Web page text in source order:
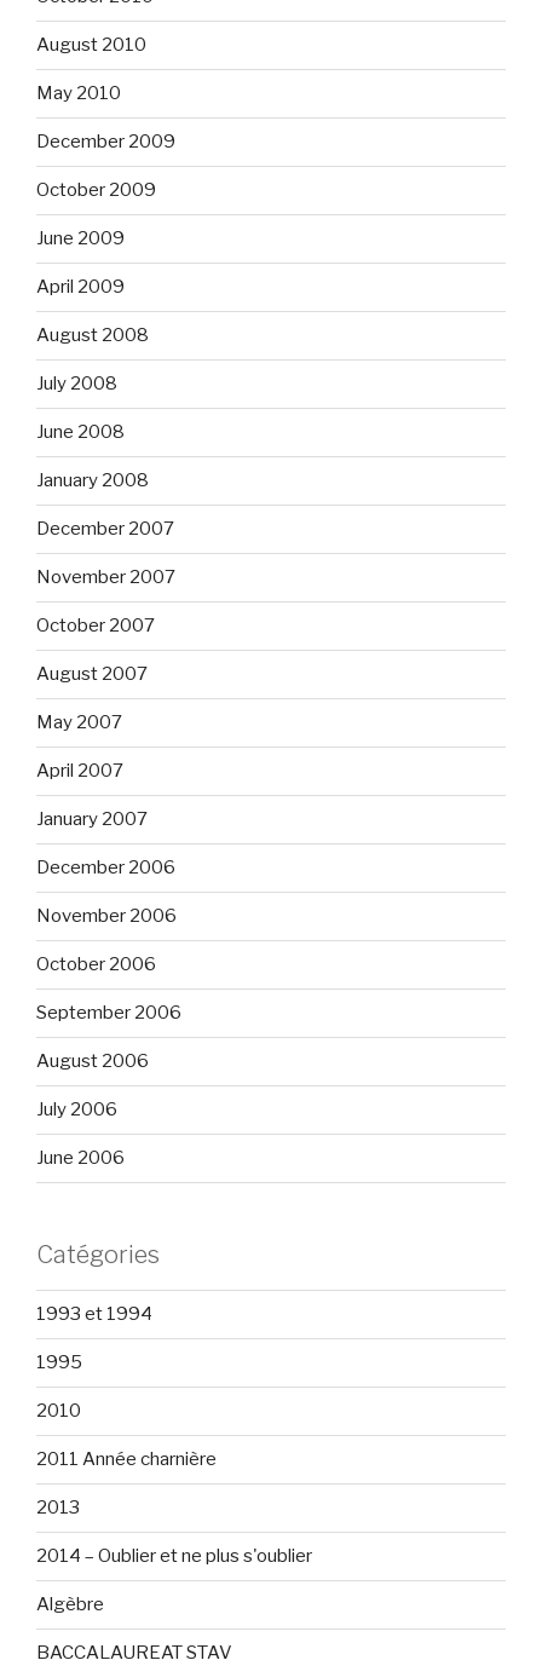
August 2010
May 2010
December 2009
October 2009
June 2009
April 2009
August 2008
July 2008
June 2008
January 2008
December 2007
November 2007
October 2007
August 2007
May 2007
April 2007
January 2007
December 2006
November 2006
October 2006
September 2006
August 2006
July 2006
June 2006
Catégories
1993 et 1994
1995
2010
2011 Année charnière
2013
2014 – Oublier et ne plus s'oublier
Algèbre
BACCALAUREAT STAV